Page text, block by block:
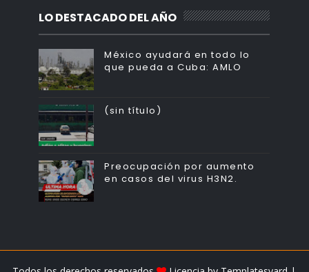
LO DESTACADO DEL AÑO
México ayudará en todo lo
que pueda a Cuba: AMLO
(sin título)
Preocupación por aumento
en casos del virus H3N2.